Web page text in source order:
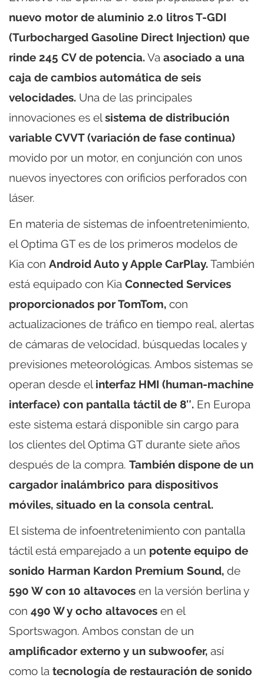
nuevo motor de aluminio 2.0 litros T-GDI
(Turbocharged Gasoline Direct Injection) que
rinde 245 CV de potencia.Va asociado a una
caja de cambios automática de seis
velocidades. Una de las principales
innovaciones es elsistema de distribución
variable CVVT (variación de fase continua)
movido por un motor, en conjunción con unos
nuevos inyectores con orificios perforados con
láser.
En materia de sistemas de infoentretenimiento,
el Optima GT es de los primeros modelos de
Kia con Android Auto y Apple CarPlay.También
está equipado con Kia Connected Services
proporcionados por TomTom, con
actualizaciones de tráfico en tiempo real, alertas
de cámaras de velocidad, búsquedas locales y
previsiones meteorológicas. Ambos sistemas se
operan desde el interfaz HMI (human-machine
interface) con pantalla táctil de 8″. En Europa
este sistema estará disponible sin cargo para
los clientes del Optima GT durante siete años
después de la compra. También dispone de un
cargador inalámbrico para dispositivos
móviles, situado en la consola central.
El sistema de infoentretenimiento con pantalla
táctil está emparejado a un potente equipo de
sonido Harman Kardon Premium Sound, de
590 W con 10 altavoces en la versión berlina y
con 490 W y ocho altavoces en el
Sportswagon. Ambos constan de un
amplificador externo y un subwoofer, así
como la tecnología de restauración de sonido